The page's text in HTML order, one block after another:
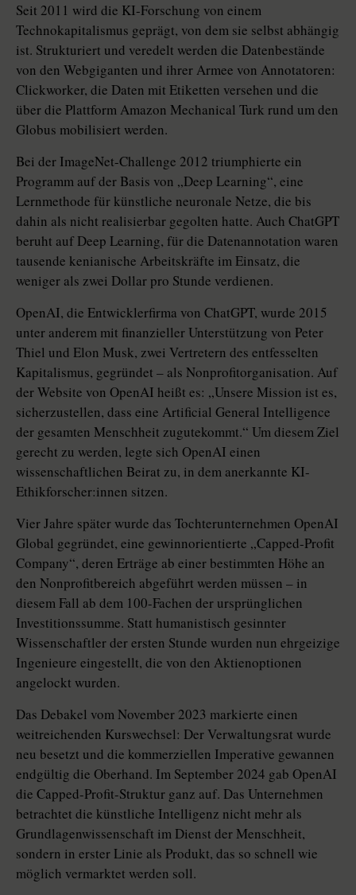
Seit 2011 wird die KI-Forschung von einem
Technokapitalismus geprägt, von dem sie selbst abhängig
ist. Strukturiert und veredelt werden die Datenbestände
von den Webgiganten und ihrer Armee von Annotatoren:
Clickworker, die Daten mit Etiketten versehen und die
über die Plattform Amazon Mechanical Turk rund um den
Globus mobilisiert werden.
Bei der ImageNet-Challenge 2012 triumphierte ein
Programm auf der Basis von „Deep Learning“, eine
Lernmethode für künstliche neuronale Netze, die bis
dahin als nicht realisierbar gegolten hatte. Auch ChatGPT
beruht auf Deep Learning, für die Datenannotation waren
tausende kenianische Arbeitskräfte im Einsatz, die
weniger als zwei Dollar pro Stunde verdienen.
OpenAI, die Entwicklerfirma von ChatGPT, wurde 2015
unter anderem mit finanzieller Unterstützung von Peter
Thiel und Elon Musk, zwei Vertretern des entfesselten
Kapitalismus, gegründet – als Nonprofitorganisation. Auf
der Website von OpenAI heißt es: „Unsere Mission ist es,
sicherzustellen, dass eine Artificial General Intelligence
der gesamten Menschheit zugutekommt.“ Um diesem Ziel
gerecht zu werden, legte sich OpenAI einen
wissenschaftlichen Beirat zu, in dem an­erkannte KI-
Ethik­for­sche­r:in­nen ­sitzen.
Vier Jahre später wurde das Tochterunternehmen OpenAI
Global gegründet, eine gewinnorientierte „Capped-Profit
Company“, deren Erträge ab einer bestimmten Höhe an
den Nonprofitbereich abgeführt werden müssen – in
diesem Fall ab dem 100-Fachen der ursprünglichen
Investitionssumme. Statt humanistisch gesinnter
Wissenschaftler der ersten Stunde wurden nun ehrgeizige
Ingenieure eingestellt, die von den Aktienoptionen
angelockt wurden.
Das Debakel vom November 2023 markierte einen
weitreichenden Kurswechsel: Der Verwaltungsrat wurde
neu besetzt und die kommerziellen Imperative gewannen
endgültig die Oberhand. Im September 2024 gab Open­AI
die Capped-Profit-Struktur ganz auf. Das Unternehmen
betrachtet die künstliche Intelligenz nicht mehr als
Grundlagenwissenschaft im Dienst der Menschheit,
sondern in erster Linie als Produkt, das so schnell wie
möglich vermarktet werden soll.